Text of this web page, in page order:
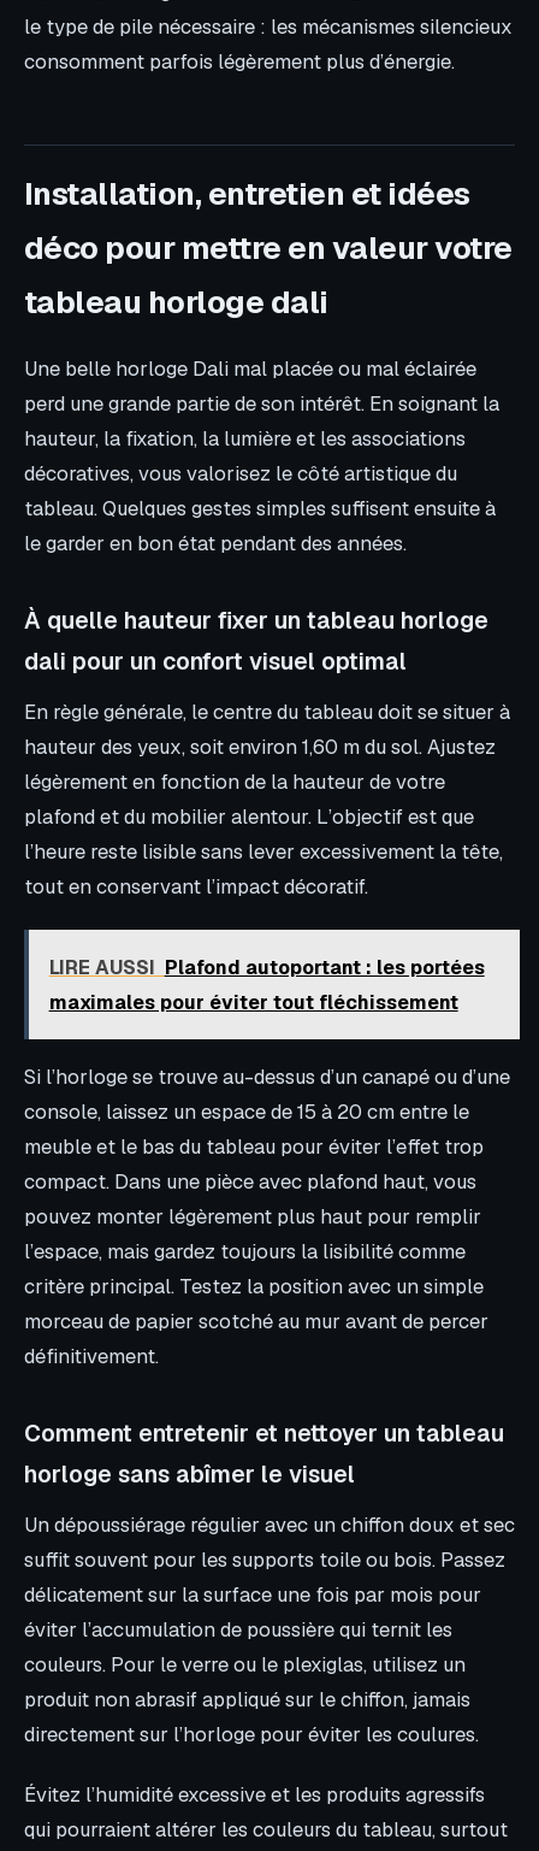
le type de pile nécessaire : les mécanismes silencieux
consomment parfois légèrement plus d’énergie.
Installation, entretien et idées
déco pour mettre en valeur votre
tableau horloge dali
Une belle horloge Dali mal placée ou mal éclairée
perd une grande partie de son intérêt. En soignant la
hauteur, la fixation, la lumière et les associations
décoratives, vous valorisez le côté artistique du
tableau. Quelques gestes simples suffisent ensuite à
le garder en bon état pendant des années.
À quelle hauteur fixer un tableau horloge
dali pour un confort visuel optimal
En règle générale, le centre du tableau doit se situer à
hauteur des yeux, soit environ 1,60 m du sol. Ajustez
légèrement en fonction de la hauteur de votre
plafond et du mobilier alentour. L’objectif est que
l’heure reste lisible sans lever excessivement la tête,
tout en conservant l’impact décoratif.
LIRE AUSSI Plafond autoportant : les portées
maximales pour éviter tout fléchissement
Si l’horloge se trouve au-dessus d’un canapé ou d’une
console, laissez un espace de 15 à 20 cm entre le
meuble et le bas du tableau pour éviter l’effet trop
compact. Dans une pièce avec plafond haut, vous
pouvez monter légèrement plus haut pour remplir
l’espace, mais gardez toujours la lisibilité comme
critère principal. Testez la position avec un simple
morceau de papier scotché au mur avant de percer
définitivement.
Comment entretenir et nettoyer un tableau
horloge sans abîmer le visuel
Un dépoussiérage régulier avec un chiffon doux et sec
suffit souvent pour les supports toile ou bois. Passez
délicatement sur la surface une fois par mois pour
éviter l’accumulation de poussière qui ternit les
couleurs. Pour le verre ou le plexiglas, utilisez un
produit non abrasif appliqué sur le chiffon, jamais
directement sur l’horloge pour éviter les coulures.
Évitez l’humidité excessive et les produits agressifs
qui pourraient altérer les couleurs du tableau, surtout